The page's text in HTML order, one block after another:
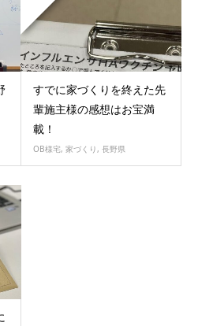
すでに家づくりを終えた先
輩施主様の感想はお宝満
載！
OB様宅, 家づくり, 長野県